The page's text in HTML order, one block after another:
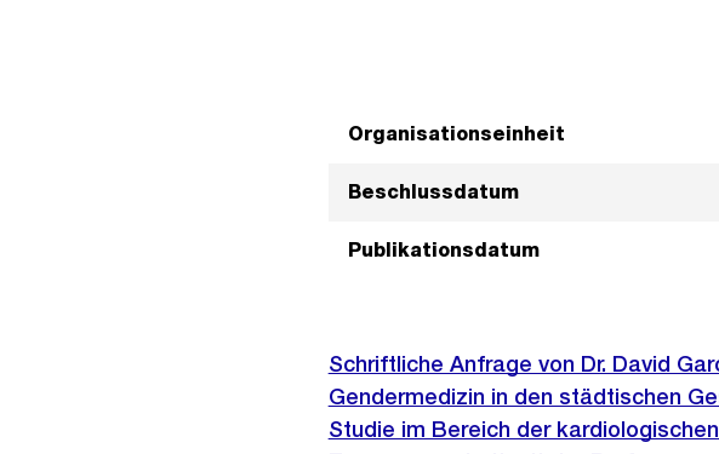
Organisationseinheit
Beschlussdatum
Publikationsdatum
Schriftliche Anfrage von Dr. David
Gendermedizin in den städtischen
Studie im Bereich der